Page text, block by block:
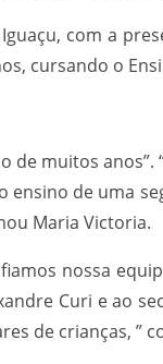
com a
cursando o
muitos
de uma
Maria Victoria.
nossa
Curi e ao
de crianças, ”